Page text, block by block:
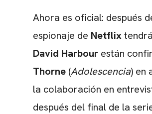
Ahora es oficial: después
espionaje de Netflix
David Harbour están
Thorne (Adolescencia) en
la colaboración en
después del final de la